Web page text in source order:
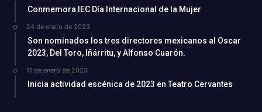
Conmemora IEC Día Internacional de la Mujer
24 de enero de 2023
Son nominados los tres directores mexicanos al Oscar
2023, Del Toro, Iñárritu, y Alfonso Cuarón.
11 de enero de 2023
Inicia actividad escénica de 2023 en Teatro Cervantes